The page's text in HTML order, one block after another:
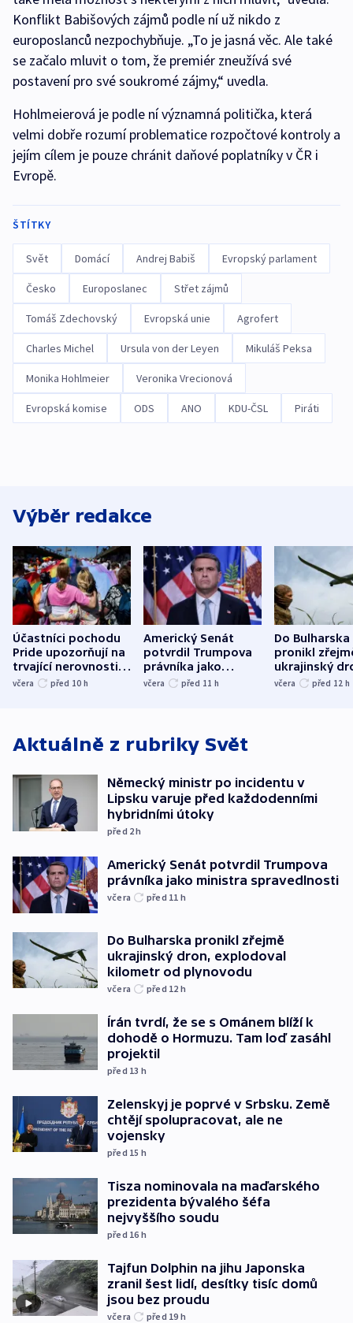
Konflikt Babišových zájmů podle ní už nikdo z
europoslanců nezpochybňuje. „To je jasná věc. Ale také
se začalo mluvit o tom, že premiér zneužívá své
postavení pro své soukromé zájmy,“ uvedla.
Hohlmeierová je podle ní významná politička, která
velmi dobře rozumí problematice rozpočtové kontroly a
jejím cílem je pouze chránit daňové poplatníky v ČR i
Evropě.
ŠTÍTKY
Svět Domácí Andrej Babiš Evropský parlament
Česko Europoslanec Střet zájmů
Tomáš Zdechovský Evropská unie Agrofert
Charles Michel Ursula von der Leyen Mikuláš Peksa
Monika Hohlmeier Veronika Vrecionová
Evropská komise ODS ANO KDU-ČSL Piráti
Výběr redakce
Účastníci pochodu
Pride upozorňují na
trvající nerovnosti i
společenskou
včera před 10 h
Americký Senát
potvrdil Trumpova
právníka jako
ministra
včera před 11 h
Do Bulharska
pronikl
ukrajinský
explodoval
včera před 12 h
Aktuálně z rubriky Svět
Německý ministr po incidentu v
Lipsku varuje před každodenními
hybridními útoky
před 2h
Americký Senát potvrdil Trumpova
právníka jako ministra spravedlnosti
včera před 11 h
Do Bulharska pronikl zřejmě
ukrajinský dron, explodoval
kilometr od plynovodu
včera před 12 h
Írán tvrdí, že se s Ománem blíží k
dohodě o Hormuzu. Tam loď zasáhl
projektil
před 13 h
Zelenskyj je poprvé v Srbsku. Země
chtějí spolupracovat, ale ne
vojensky
před 15 h
Tisza nominovala na maďarského
prezidenta bývalého šéfa
nejvyššího soudu
před 16 h
Tajfun Dolphin na jihu Japonska
zranil šest lidí, desítky tisíc domů
jsou bez proudu
včera před 19 h